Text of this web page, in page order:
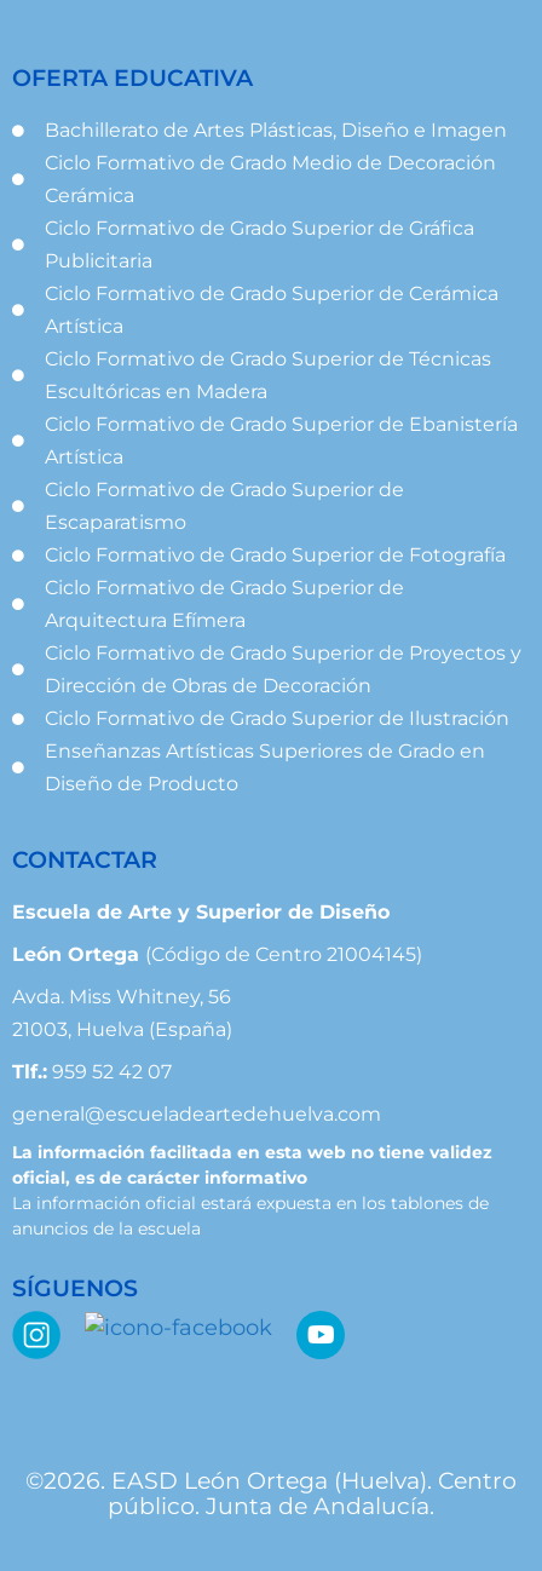
OFERTA EDUCATIVA
Bachillerato de Artes Plásticas, Diseño e Imagen
Ciclo Formativo de Grado Medio de Decoración
Cerámica
Ciclo Formativo de Grado Superior de Gráfica
Publicitaria
Ciclo Formativo de Grado Superior de Cerámica
Artística
Ciclo Formativo de Grado Superior de Técnicas
Escultóricas en Madera
Ciclo Formativo de Grado Superior de Ebanistería
Artística
Ciclo Formativo de Grado Superior de
Escaparatismo
Ciclo Formativo de Grado Superior de Fotografía
Ciclo Formativo de Grado Superior de
Arquitectura Efímera
Ciclo Formativo de Grado Superior de Proyectos y
Dirección de Obras de Decoración
Ciclo Formativo de Grado Superior de Ilustración
Enseñanzas Artísticas Superiores de Grado en
Diseño de Producto
CONTACTAR
Escuela de Arte y Superior de Diseño
León Ortega (Código de Centro 21004145)
Avda. Miss Whitney, 56
21003, Huelva (España)
Tlf.: 959 52 42 07
general@escueladeartedehuelva.com
La información facilitada en esta web no tiene validez
oficial, es de carácter informativo
La información oficial estará expuesta en los tablones de
anuncios de la escuela
SÍGUENOS
©2026. EASD León Ortega (Huelva). Centro
público. Junta de Andalucía.